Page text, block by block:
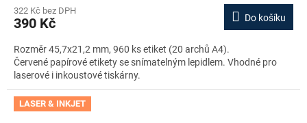
322 Kč bez DPH
390 Kč Do košíku
Rozměr 45,7x21,2 mm, 960 ks etiket (20 archů A4).
Červené papírové etikety se snímatelným lepidlem. Vhodné pro
laserové i inkoustové tiskárny.
LASER & INKJET